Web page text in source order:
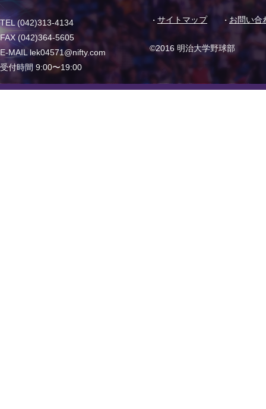
TEL (042)313-4134
FAX (042)364-5605
E-MAIL lek04571@nifty.com
受付時間 9:00〜19:00
サイトマップ お問い合
©2016 明治大学野球部